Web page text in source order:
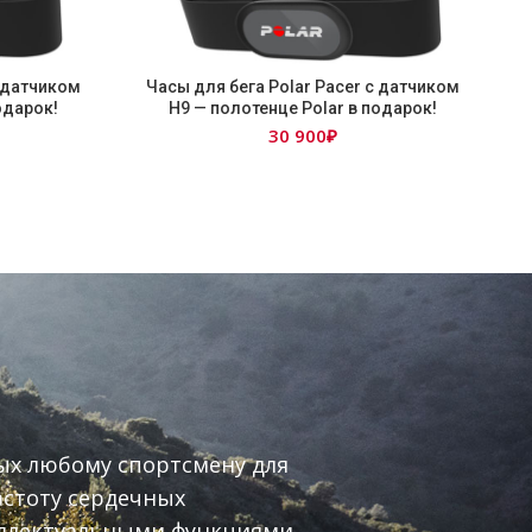
Часы для бега Polar Pacer с датчиком
Н9 — полотенце Polar в подарок!
30 900₽
любому спортсмену для
сердечных